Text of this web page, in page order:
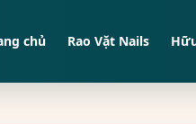
chủ Rao Vặt Nails